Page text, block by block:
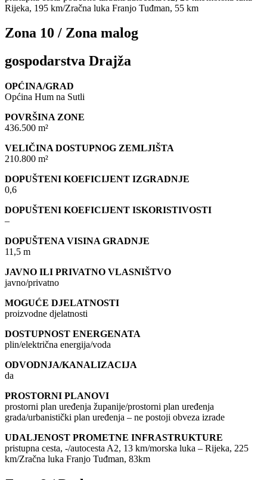
Rijeka, 195 km/Zračna luka Franjo Tuđman, 55 km
Zona 10 / Zona malog
gospodarstva Drajža
OPĆINA/GRAD
Općina Hum na Sutli
POVRŠINA ZONE
436.500 m²
VELIČINA DOSTUPNOG ZEMLJIŠTA
210.800 m²
DOPUŠTENI KOEFICIJENT IZGRADNJE
0,6
DOPUŠTENI KOEFICIJENT ISKORISTIVOSTI
–
DOPUŠTENA VISINA GRADNJE
11,5 m
JAVNO ILI PRIVATNO VLASNIŠTVO
javno/privatno
MOGUĆE DJELATNOSTI
proizvodne djelatnosti
DOSTUPNOST ENERGENATA
plin/električna energija/voda
ODVODNJA/KANALIZACIJA
da
PROSTORNI PLANOVI
prostorni plan uređenja županije/prostorni plan uređenja
grada/urbanistički plan uređenja – ne postoji obveza izrade
UDALJENOST PROMETNE INFRASTRUKTURE
pristupna cesta, -/autocesta A2, 13 km/morska luka – Rijeka, 225
km/Zračna luka Franjo Tuđman, 83km